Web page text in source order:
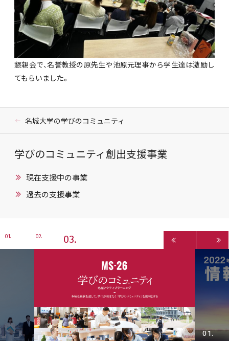
懇親会で、名誉教授の原先生や池原元理事から学生達は激励し
てもらいました。
名城大学の学びのコミュニティ
学びのコミュニティ創出支援事業
現在支援中の事業
過去の支援事業
1 2 3